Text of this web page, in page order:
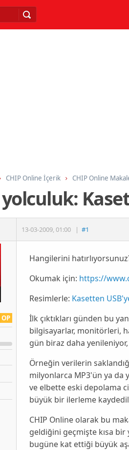
CHIP Online İçerik CHIP Online
13-03-2009,01:00 | #1
OP
Hangilerini
Okumak için: https://
Resimlerle: Kasetten
İlk çıktıkları günden bu
bilgisayarlar, monitörleri,
gün biraz daha
Örneğin verilerin
milyonlarca MP3'ün ya da
ve elbette eski depolama
büyük bir ilerleme
CHIP Onlineolarak bu
geldiğini geçmişte kısa bir
bugüne kat ettiği büyük